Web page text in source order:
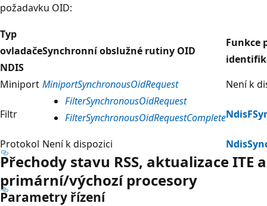
požadavku OID:
Typ
ovladače
NDIS
Synchronní obslužné rutiny OID
Funkce
Miniport MiniportSynchronousOidRequest Není k
Filtr
FilterSynchronousOidRequest
FilterSynchronousOidRequestComplete
Protokol Není k dispozici
Přechody stavu RSS, aktualizace ITE a
primární/výchozí procesory
Parametry řízení